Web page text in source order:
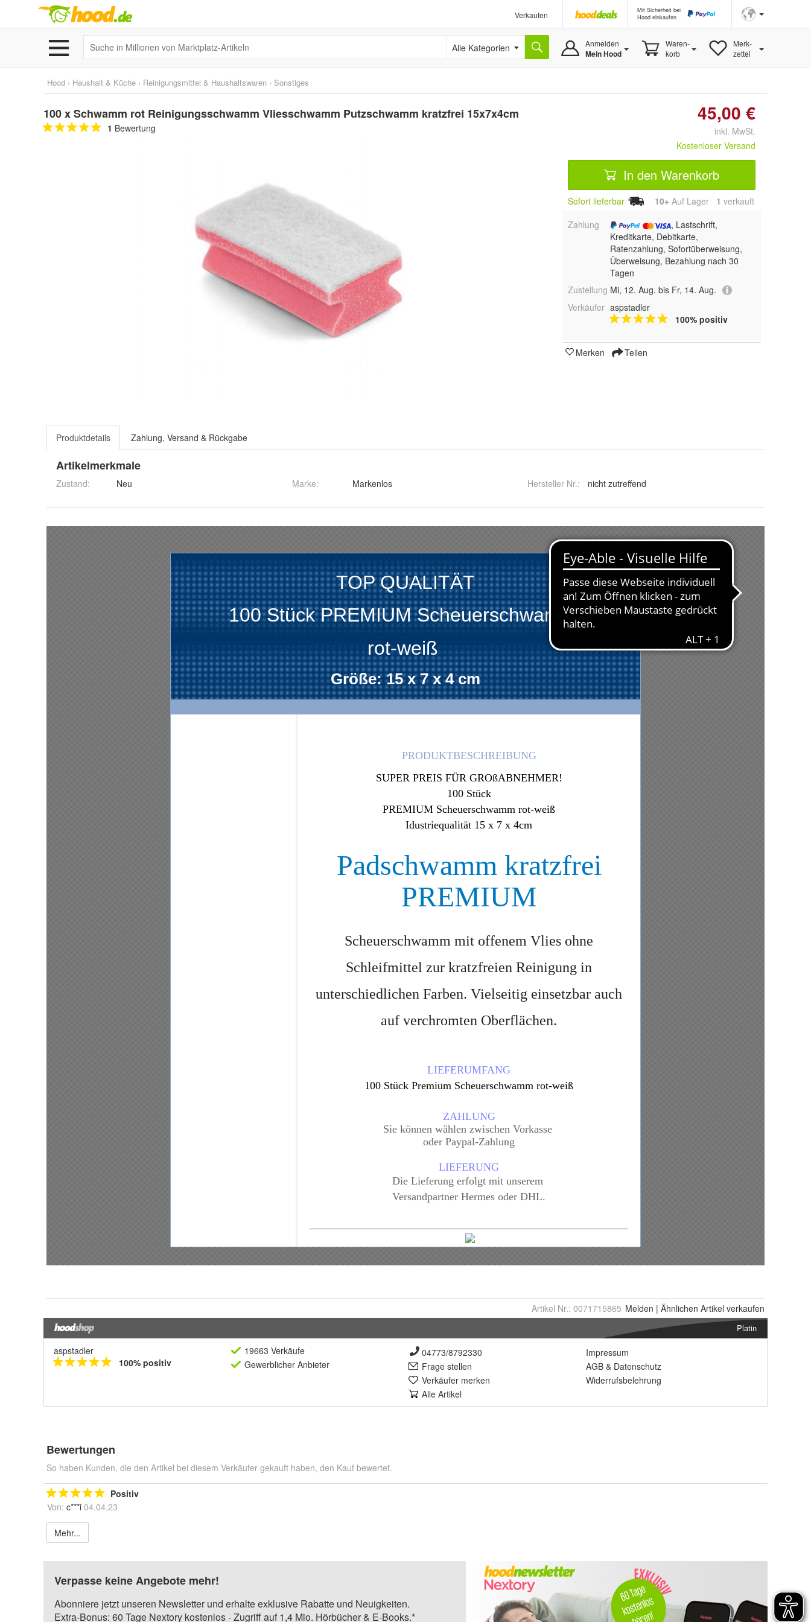
Verkaufen
Mit Sicherheit bei
Hood einkaufen
Alle Kategorien Anmelden
Mein Hood
Waren-
korb
Merk-
zettel
Hood › Haushalt & Küche › Reinigungsmittel & Haushaltswaren › Sonstiges
100 x Schwamm rot Reinigungsschwamm Vliesschwamm Putzschwamm kratzfrei 15x7x4cm
1 Bewertung
45,00 €
inkl. MwSt.
Kostenloser Versand
In den Warenkorb
Sofort lieferbar 10+ Auf Lager 1 verkauft
Zahlung
, Lastschrift,
Kreditkarte, Debitkarte,
Ratenzahlung, Sofortüberweisung,
Überweisung, Bezahlung nach 30
Tagen
Zustellung Mi, 12. Aug. bis Fr, 14. Aug.
Verkäufer aspstadler
100% positiv
Merken Teilen
Produktdetails Zahlung, Versand & Rückgabe
Artikelmerkmale
Zustand: Neu Marke: Markenlos Hersteller Nr.: nicht zutreffend
Artikel Nr.: 0071715865 Melden | Ähnlichen Artikel verkaufen
Platin
aspstadler
100% positiv
19663 Verkäufe
Gewerblicher Anbieter
04773/8792330
Frage stellen
Verkäufer merken
Alle Artikel
Impressum
AGB & Datenschutz
Widerrufsbelehrung
Bewertungen
So haben Kunden, die den Artikel bei diesem Verkäufer gekauft haben, den Kauf bewertet.
Positiv
Von: c***i 04.04.23
Mehr...
Verpasse keine Angebote mehr!
Abonniere jetzt unseren Newsletter und erhalte exklusive Rabatte und Neuigkeiten.
Extra-Bonus: 60 Tage Nextory kostenlos - Zugriff auf 1,4 Mio. Hörbücher & E-Books.*